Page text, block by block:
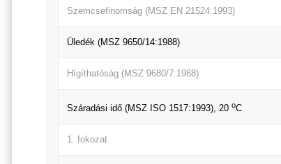
Szemcsefinomság (MSZ EN 21524:1993)
Üledék (MSZ 9650/14:1988)
Hígíthatóság (MSZ 9680/7:1988)
Száradási idő (MSZ ISO 1517:1993), 20 oC
1. fokozat